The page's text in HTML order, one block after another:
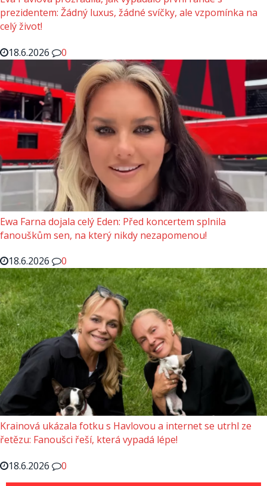
prezidentem: Žádný luxus, žádné svíčky, ale vzpomínka na
celý život!
18.6.2026
0
Ewa Farna dojala celý Eden: Před koncertem splnila
fanouškům sen, na který nikdy nezapomenou!
18.6.2026
0
Krainová ukázala fotku s Havlovou a internet se utrhl ze
řetězu: Fanoušci řeší, která vypadá lépe!
18.6.2026
0